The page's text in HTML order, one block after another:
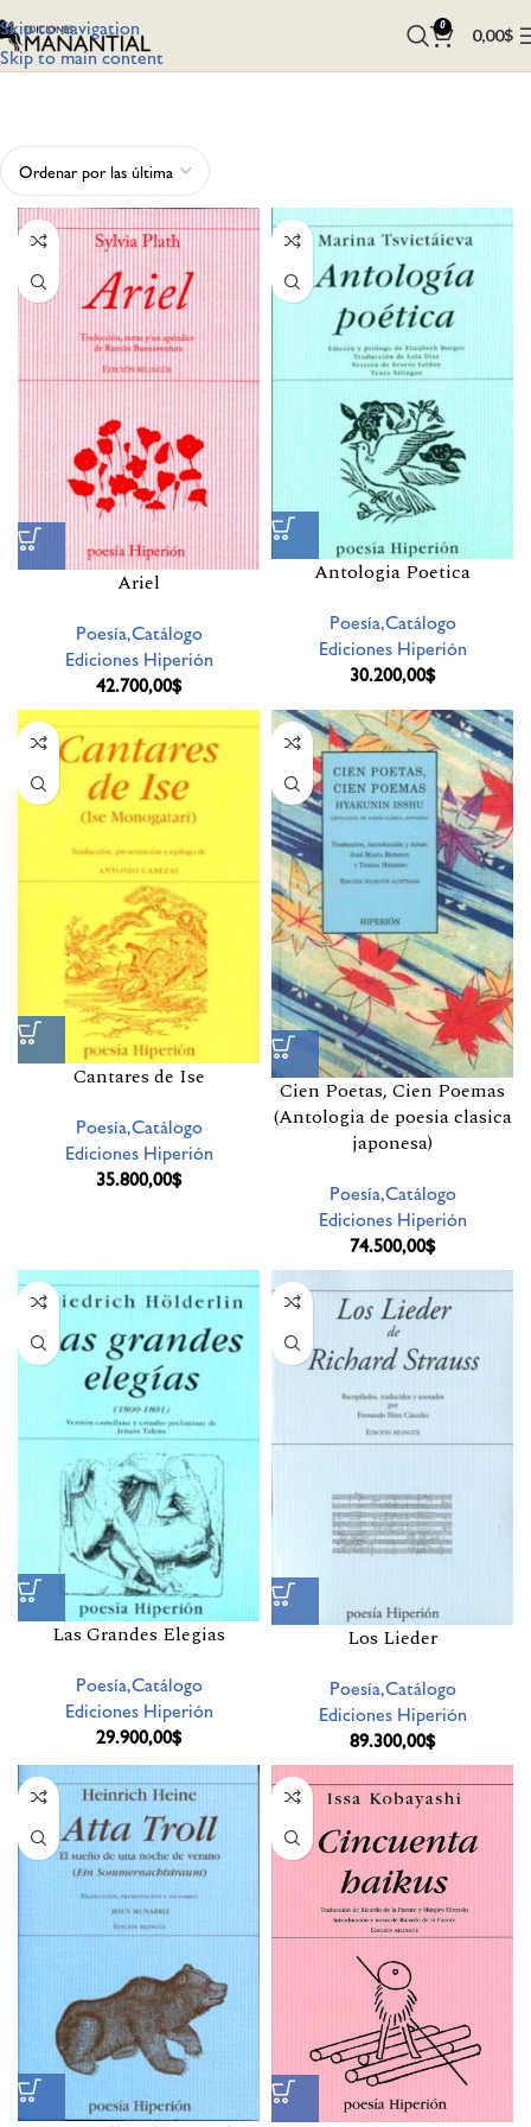
Skip to navigation
Skip to main content
0 0,00$
Ariel
Poesía,Catálogo
Ediciones Hiperión
42.700,00$
Antologia Poetica
Poesía,Catálogo
Ediciones Hiperión
30.200,00$
Cantares de Ise
Poesía,Catálogo
Ediciones Hiperión
35.800,00$
Cien Poetas, Cien Poemas
(Antologia de poesia clasica
japonesa)
Poesía,Catálogo
Ediciones Hiperión
74.500,00$
Las Grandes Elegias
Poesía,Catálogo
Ediciones Hiperión
29.900,00$
Los Lieder
Poesía,Catálogo
Ediciones Hiperión
89.300,00$